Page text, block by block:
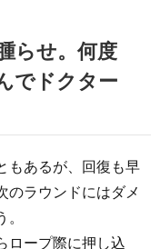
らせ。何度
でドクター
もあるが、回復も早
のラウンドにはダメ
ロープ際に押し込